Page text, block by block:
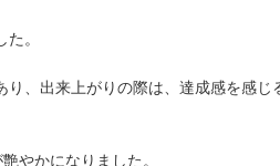
。
、出来上がりの際は、達成感を感じ
やかになりました。